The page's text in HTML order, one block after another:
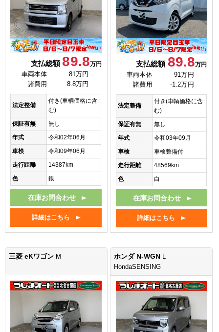
支払総額 89.8万円
車両本体
81万円
諸費用
8.8万円
法定整備
付き(車輌価格に含
む)
保証有無
無し
年式
令和02年06月
車検
令和09年06月
走行距離
14387km
色
銀
在庫お問合わせ
詳細はこちら
支払総額 89.8万円
車両本体
91万円
諸費用
-1.2万円
法定整備
付き(車輌価格に含
む)
保証有無
無し
年式
令和03年09月
車検
車検整備付
走行距離
48569km
色
白
在庫お問合わせ
詳細はこちら
三菱 eKワゴン M ホンダ N-WGN L
HondaSENSING